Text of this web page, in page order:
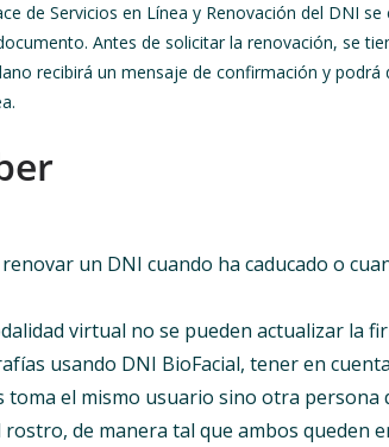
de Servicios en Línea y Renovación del DNI
Antes de solicitar la renovación, se
recibirá un mensaje de confirmación y
un DNI cuando ha caducado o
virtual no se pueden actualizar la
usando DNI BioFacial, tener en
toma el mismo usuario sino otra persona
de manera tal que ambos queden